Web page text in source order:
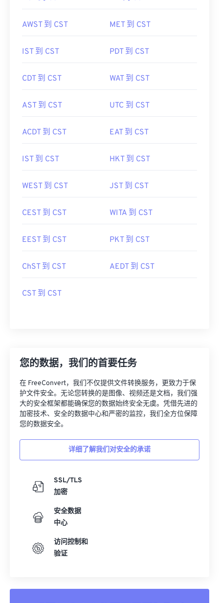
AWST 到 CST MET 到 CST
IST 到 CST PDT 到 CST
CDT 到 CST WAT 到 CST
AST 到 CST UTC 到 CST
ACDT 到 CST EAT 到 CST
IST 到 CST HKT 到 CST
WEST 到 CST JST 到 CST
CEST 到 CST WITA 到 CST
EEST 到 CST PKT 到 CST
ChST 到 CST AEDT 到 CST
CST 到 CST
您的数据，我们的首要任务
在 FreeConvert，我们不仅提供文件转换服务，更致力于保
护文件安全。无论您转换的是图像、视频还是文档，我们强
大的安全框架都能确保您的数据始终安全无虞。凭借先进的
加密技术、安全的数据中心和严密的监控，我们全方位保障
您的数据安全。
详细了解我们对安全的承诺
SSL/TLS
加密
安全数据
中心
访问控制和
验证